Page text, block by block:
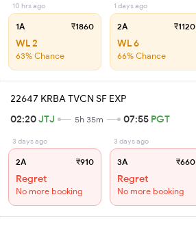
10 hrs ago
1A ₹1860
WL 2
63% Chance
1 days ago
2A ₹1120
WL 6
66% Chance
22647 KRBA TVCN SF EXP
02:20JTJ 5h 35m 07:55 PGT
3 days ago
2A ₹910
Regret
No more booking
3 days ago
3A ₹660
Regret
No more booking